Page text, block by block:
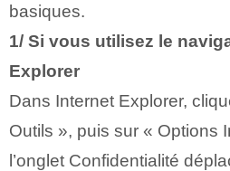
basiques.
1/ Si vous utilisez le
Explorer
Dans Internet Explorer,
Outils », puis sur « Options
l’onglet Confidentialité